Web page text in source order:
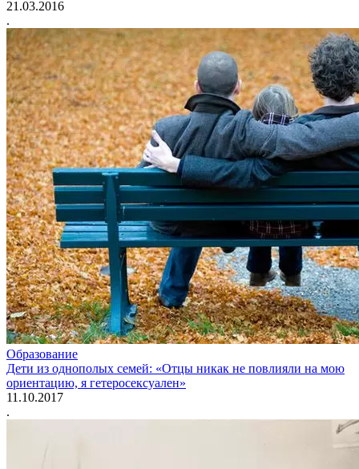
21.03.2016
.
Образование
Дети из однополых семей: «Отцы никак не повлияли на мою
ориентацию, я гетеросексуален»
11.10.2017
.